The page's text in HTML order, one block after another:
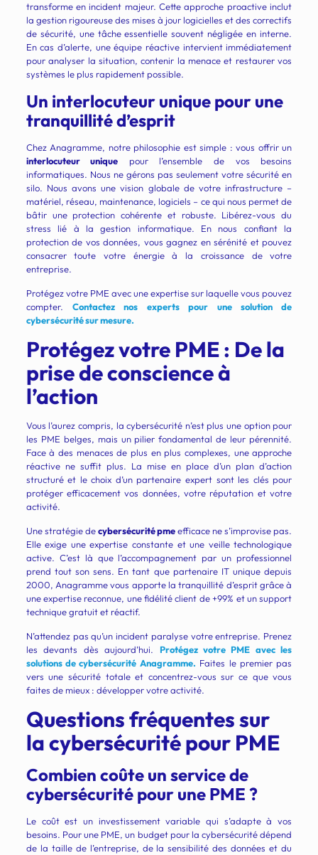
transforme en incident majeur. Cette approche proactive inclut
la gestion rigoureuse des mises à jour logicielles et des correctifs
de sécurité, une tâche essentielle souvent négligée en interne.
En cas d’alerte, une équipe réactive intervient immédiatement
pour analyser la situation, contenir la menace et restaurer vos
systèmes le plus rapidement possible.
Un interlocuteur unique pour une
tranquillité d’esprit
Chez Anagramme, notre philosophie est simple : vous offrir un
interlocuteur unique pour l’ensemble de vos besoins
informatiques. Nous ne gérons pas seulement votre sécurité en
silo. Nous avons une vision globale de votre infrastructure –
matériel, réseau, maintenance, logiciels – ce qui nous permet de
bâtir une protection cohérente et robuste. Libérez-vous du
stress lié à la gestion informatique. En nous confiant la
protection de vos données, vous gagnez en sérénité et pouvez
consacrer toute votre énergie à la croissance de votre
entreprise.
Protégez votre PME avec une expertise sur laquelle vous pouvez
compter.Contactez nos experts pour une solution de
cybersécurité sur mesure.
Protégez votre PME : De la
prise de conscience à
l’action
Vous l’aurez compris, la cybersécurité n’est plus une option pour
les PME belges, mais un pilier fondamental de leur pérennité.
Face à des menaces de plus en plus complexes, une approche
réactive ne suffit plus. La mise en place d’un plan d’action
structuré et le choix d’un partenaire expert sont les clés pour
protéger efficacement vos données, votre réputation et votre
activité.
Une stratégie decybersécurité pmeefficace ne s’improvise pas.
Elle exige une expertise constante et une veille technologique
active. C’est là que l’accompagnement par un professionnel
prend tout son sens. En tant que partenaire IT unique depuis
2000, Anagramme vous apporte la tranquillité d’esprit grâce à
une expertise reconnue, une fidélité client de +99% et un support
technique gratuit et réactif.
N’attendez pas qu’un incident paralyse votre entreprise. Prenez
les devants dès aujourd’hui. Protégez votre PME avec les
solutions de cybersécurité Anagramme. Faites le premier pas
vers une sécurité totale et concentrez-vous sur ce que vous
faites de mieux : développer votre activité.
Questions fréquentes sur
la cybersécurité pour PME
Combien coûte un service de
cybersécurité pour une PME ?
Le coût est un investissement variable qui s’adapte à vos
besoins. Pour une PME, un budget pour la cybersécurité dépend
de la taille de l’entreprise, de la sensibilité des données et du